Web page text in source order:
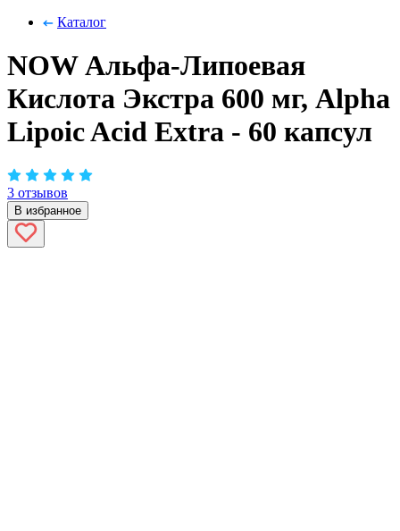
Каталог
NOW Альфа-Липоевая
Кислота Экстра 600 мг, Alpha
Lipoic Acid Extra - 60 капсул
3 отзывов
В избранное